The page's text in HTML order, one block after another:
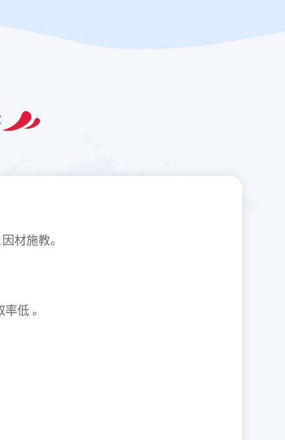
1因材施教。
取率低 。
格证。